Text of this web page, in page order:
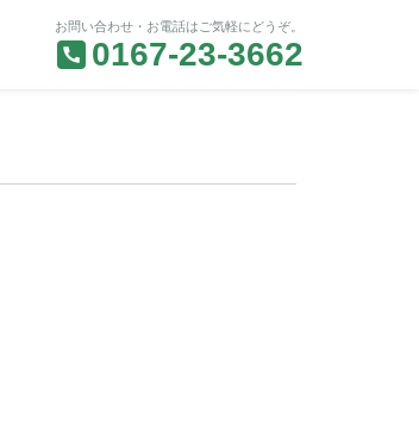
お問い合わせ・お電話はご気軽にどうぞ。
0167-23-3662